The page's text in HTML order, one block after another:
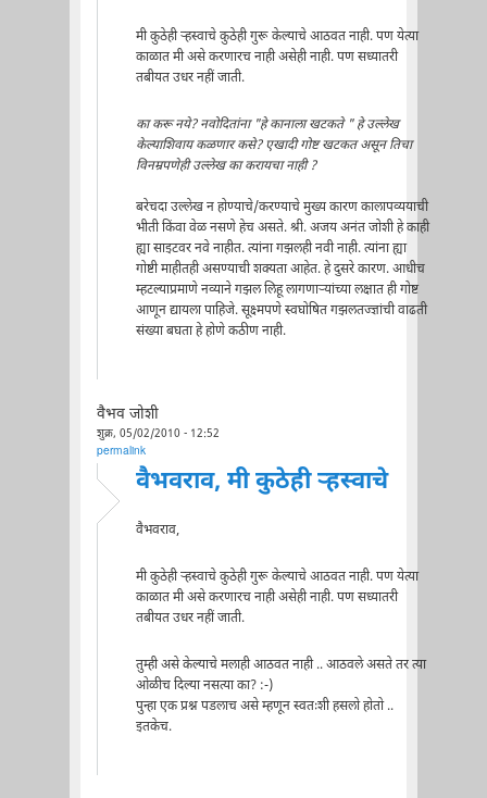
मी कुठेही ऱ्हस्वाचे कुठेही गुरू केल्याचे आठवत नाही. पण येत्या
काळात मी असे करणारच नाही असेही नाही. पण सध्यातरी
तबीयत उधर नहीं जाती.
का करू नये? नवोदितांना "हे कानाला खटकते " हे उल्लेख
केल्याशिवाय कळणार कसे? एखादी गोष्ट खटकत असून तिचा
विनम्रपणेही उल्लेख का करायचा नाही ?
बरेचदा उल्लेख न होण्याचे/करण्याचे मुख्य कारण कालापव्ययाची
भीती किंवा वेळ नसणे हेच असते. श्री. अजय अनंत जोशी हे काही
ह्या साइटवर नवे नाहीत. त्यांना गझलही नवी नाही. त्यांना ह्या
गोष्टी माहीतही असण्याची शक्यता आहेत. हे दुसरे कारण. आधीच
म्हटल्याप्रमाणे नव्याने गझल लिहू लागणाऱ्यांच्या लक्षात ही गोष्ट
आणून द्यायला पाहिजे. सूक्ष्मपणे स्वघोषित गझलतज्ज्ञांची वाढती
संख्या बघता हे होणे कठीण नाही.
वैभव जोशी
शुक्र, 05/02/2010 - 12:52
permalink
वैभवराव, मी कुठेही ऱ्हस्वाचे
वैभवराव,
मी कुठेही ऱ्हस्वाचे कुठेही गुरू केल्याचे आठवत नाही. पण येत्या
काळात मी असे करणारच नाही असेही नाही. पण सध्यातरी
तबीयत उधर नहीं जाती.
तुम्ही असे केल्याचे मलाही आठवत नाही .. आठवले असते तर त्या
ओळीच दिल्या नसत्या का? :-)
पुन्हा एक प्रश्न पडलाच असे म्हणून स्वतःशी हसलो होतो ..
इतकेच.